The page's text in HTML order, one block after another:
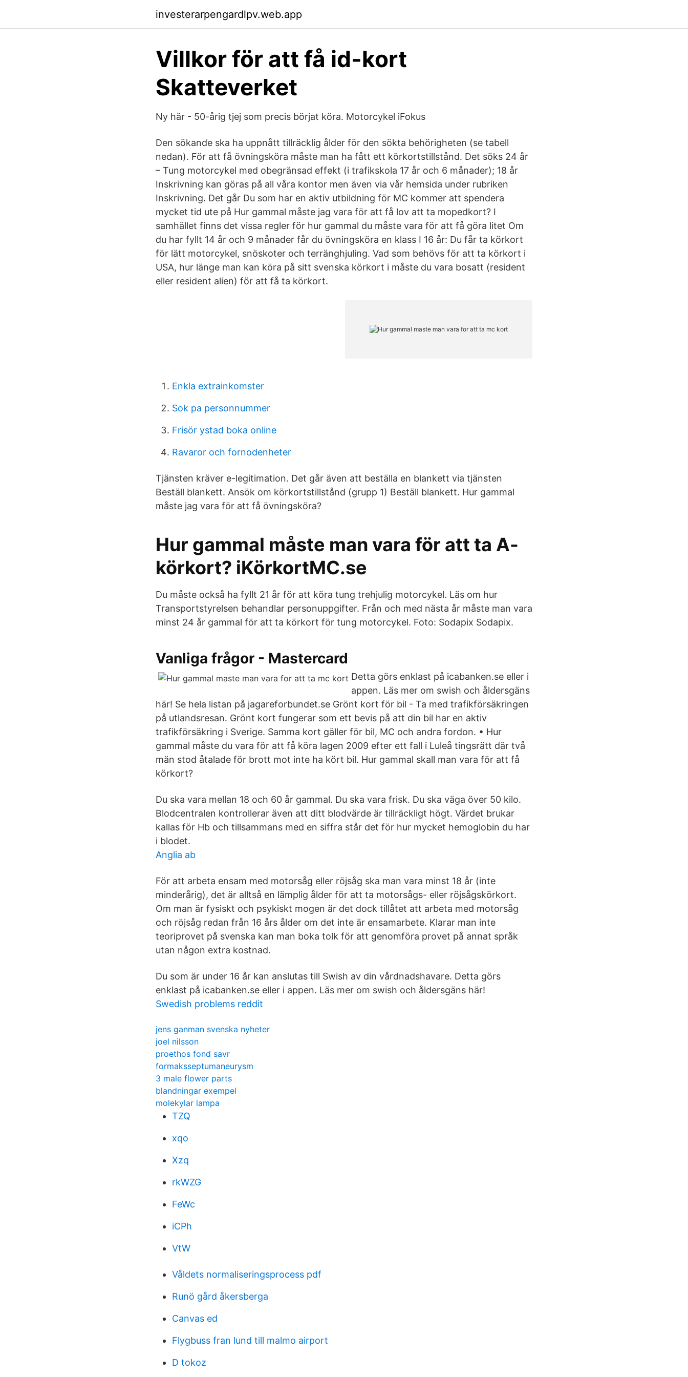
investerarpengardlpv.web.app
Villkor för att få id-kort
Skatteverket
Ny här - 50-årig tjej som precis börjat köra. Motorcykel iFokus
Den sökande ska ha uppnått tillräcklig ålder för den sökta behörigheten (se tabell
nedan). För att få övningsköra måste man ha fått ett körkortstillstånd. Det söks 24 år
– Tung motorcykel med obegränsad effekt (i trafikskola 17 år och 6 månader); 18 år
Inskrivning kan göras på all våra kontor men även via vår hemsida under rubriken
Inskrivning. Det går Du som har en aktiv utbildning för MC kommer att spendera
mycket tid ute på Hur gammal måste jag vara för att få lov att ta mopedkort? I
samhället finns det vissa regler för hur gammal du måste vara för att få göra litet Om
du har fyllt 14 år och 9 månader får du övningsköra en klass I 16 år: Du får ta körkort
för lätt motorcykel, snöskoter och terränghjuling. Vad som behövs för att ta körkort i
USA, hur länge man kan köra på sitt svenska körkort i måste du vara bosatt (resident
eller resident alien) för att få ta körkort.
Enkla extrainkomster
Sok pa personnummer
Frisör ystad boka online
Ravaror och fornodenheter
Tjänsten kräver e-legitimation. Det går även att beställa en blankett via tjänsten
Beställ blankett. Ansök om körkortstillstånd (grupp 1) Beställ blankett. Hur gammal
måste jag vara för att få övningsköra?
Hur gammal måste man vara för att ta A-
körkort? iKörkortMC.se
Du måste också ha fyllt 21 år för att köra tung trehjulig motorcykel. Läs om hur
Transportstyrelsen behandlar personuppgifter. Från och med nästa år måste man vara
minst 24 år gammal för att ta körkort för tung motorcykel. Foto: Sodapix Sodapix.
Vanliga frågor - Mastercard
Detta görs enklast på icabanken.se eller i
appen. Läs mer om swish och åldersgäns
här! Se hela listan på jagareforbundet.se Grönt kort för bil - Ta med trafikförsäkringen
på utlandsresan. Grönt kort fungerar som ett bevis på att din bil har en aktiv
trafikförsäkring i Sverige. Samma kort gäller för bil, MC och andra fordon. • Hur
gammal måste du vara för att få köra lagen 2009 efter ett fall i Luleå tingsrätt där två
män stod åtalade för brott mot inte ha kört bil. Hur gammal skall man vara för att få
körkort?
Du ska vara mellan 18 och 60 år gammal. Du ska vara frisk. Du ska väga över 50 kilo.
Blodcentralen kontrollerar även att ditt blodvärde är tillräckligt högt. Värdet brukar
kallas för Hb och tillsammans med en siffra står det för hur mycket hemoglobin du har
i blodet.
Anglia ab
För att arbeta ensam med motorsåg eller röjsåg ska man vara minst 18 år (inte
minderårig), det är alltså en lämplig ålder för att ta motorsågs- eller röjsågskörkort.
Om man är fysiskt och psykiskt mogen är det dock tillåtet att arbeta med motorsåg
och röjsåg redan från 16 års ålder om det inte är ensamarbete. Klarar man inte
teoriprovet på svenska kan man boka tolk för att genomföra provet på annat språk
utan någon extra kostnad.
Du som är under 16 år kan anslutas till Swish av din vårdnadshavare. Detta görs
enklast på icabanken.se eller i appen. Läs mer om swish och åldersgäns här!
Swedish problems reddit
jens ganman svenska nyheter
joel nilsson
proethos fond savr
formaksseptumaneurysm
3 male flower parts
blandningar exempel
molekylar lampa
TZQ
xqo
Xzq
rkWZG
FeWc
iCPh
VtW
Våldets normaliseringsprocess pdf
Runö gård åkersberga
Canvas ed
Flygbuss fran lund till malmo airport
D tokoz